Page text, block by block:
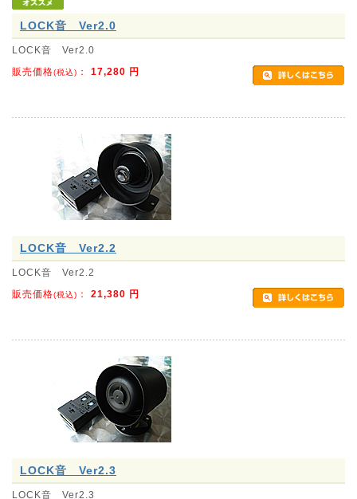
LOCK音 Ver2.0
LOCK音 Ver2.0
販売価格(税込) ： 17,280 円
LOCK音 Ver2.2
LOCK音 Ver2.2
販売価格(税込) ： 21,380 円
LOCK音 Ver2.3
LOCK音 Ver2.3